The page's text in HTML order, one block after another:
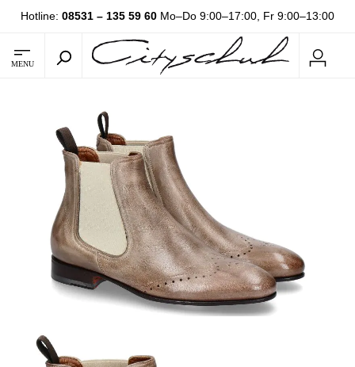
Hotline: 08531 – 135 59 60 Mo–Do 9:00–17:00, Fr 9:00–13:00
MENU